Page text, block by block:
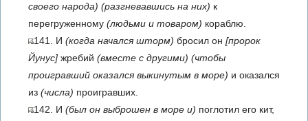
своего народа) (разгневавшись на них) к
перегруженному (людьми и товаром) кораблю.
141. И (когда начался шторм) бросил он [пророк
Йунус] жребий (вместе с другими) (чтобы
проигравший оказался выкинутым в море) и оказался
из (числа) проигравших.
142. И (был он выброшен в море и) поглотил его кит,